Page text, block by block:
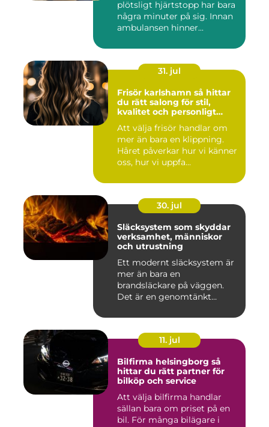
plötsligt hjärtstopp har bara
några minuter på sig. Innan
ambulansen hinner...
31. jul
Frisör karlshamn så hittar
du rätt salong för stil,
kvalitet och personligt
Att välja frisör handlar om
mer än bara en klippning.
Håret påverkar hur vi känner
oss, hur vi uppfa...
30. jul
Släcksystem som skyddar
verksamhet, människor
och utrustning
Ett modernt släcksystem är
mer än bara en
brandsläckare på väggen.
Det är en genomtänkt
11. jul
Bilfirma helsingborg så
hittar du rätt partner för
bilköp och service
Att välja bilfirma handlar
sällan bara om priset på en
bil. För många bilägare i